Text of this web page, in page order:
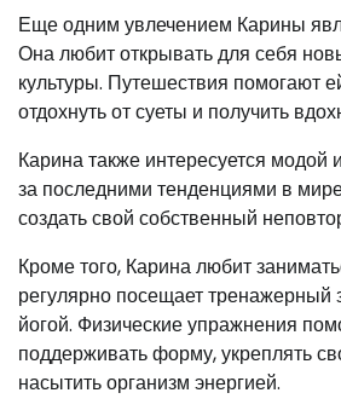
Еще одним увлечением Карины
Она любит открывать для себя
культуры. Путешествия помогают
отдохнуть от суеты и получить
Карина также интересуется модой
за последними тенденциями в
создать свой собственный
Кроме того, Карина любит
регулярно посещает тренажерный
йогой. Физические упражнения
поддерживать форму, укреплять
насытить организм энергией.